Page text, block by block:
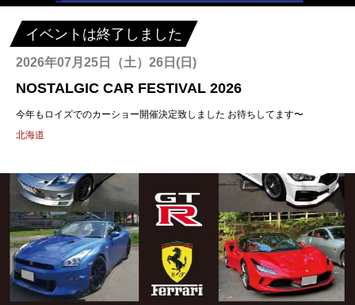
イベントは終了しました
2026年07月25日（土）26日(日)
NOSTALGIC CAR FESTIVAL 2026
今年もロイズでのカーショー開催決定致しました お待ちしてます〜
北海道